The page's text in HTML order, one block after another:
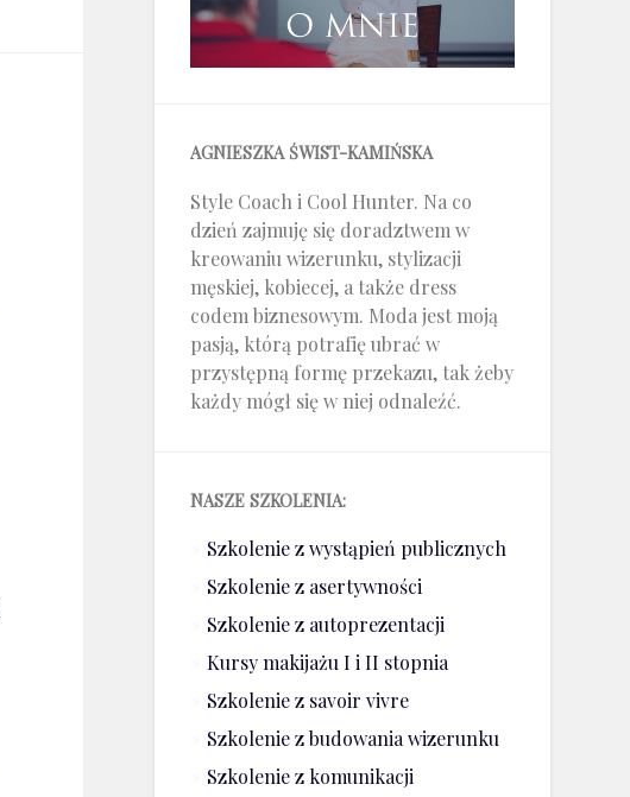
AGNIESZKA ŚWIST-KAMIŃSKA
Style Coach i Cool Hunter. Na co
dzień zajmuję się doradztwem w
kreowaniu wizerunku, stylizacji
męskiej, kobiecej, a także dress
codem biznesowym. Moda jest moją
pasją, którą potrafię ubrać w
przystępną formę przekazu, tak żeby
każdy mógł się w niej odnaleźć.
NASZE SZKOLENIA:
Szkolenie z wystąpień publicznych
Szkolenie z asertywności
Szkolenie z autoprezentacji
Kursy makijażu I i II stopnia
Szkolenie z savoir vivre
Szkolenie z budowania wizerunku
Szkolenie z komunikacji